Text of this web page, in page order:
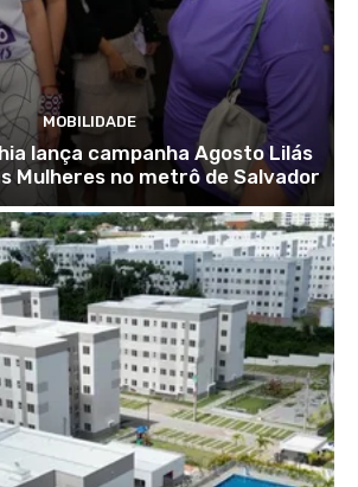
MOBILIDADE
lança campanha Agosto Lilás
Mulheres no metrô de Salvador